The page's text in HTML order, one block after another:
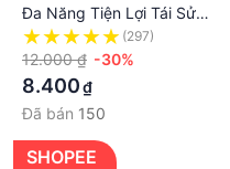
Đa Năng Tiện Lợi Tái Sử
Dụng Nhiều Lần, Khăn Lau
Nhà Bếp
(297)
12.000 ₫ -30%
8.400₫
Đã bán 150
SHOPEE